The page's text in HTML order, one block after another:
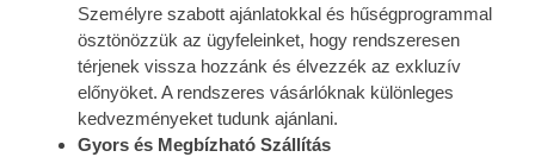
Személyre szabott ajánlatokkal és hűségprogrammal
ösztönözzük az ügyfeleinket, hogy rendszeresen
térjenek vissza hozzánk és élvezzék az exkluzív
előnyöket. A rendszeres vásárlóknak különleges
kedvezményeket tudunk ajánlani.
Gyors és Megbízható Szállítás